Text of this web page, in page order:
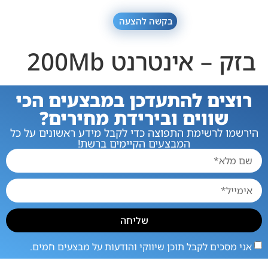
בקשה להצעה
בזק – אינטרנט 200Mb
רוצים להתעדכן במבצעים הכי
שווים ובירידת מחירים?
הירשמו לרשימת התפוצה כדי לקבל מידע ראשונים על כל
המבצעים הקיימים ברשת!
אני מסכים לקבל תוכן שיווקי והודעות על מבצעים חמים.
שליחה